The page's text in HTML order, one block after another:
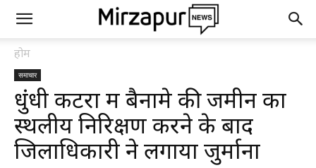
होम
समाचार
धुंधी कटरा में बैनामे की जमीन का
स्थलीय निरिक्षण करने के बाद
जिलाधिकारी ने लगाया जुर्माना